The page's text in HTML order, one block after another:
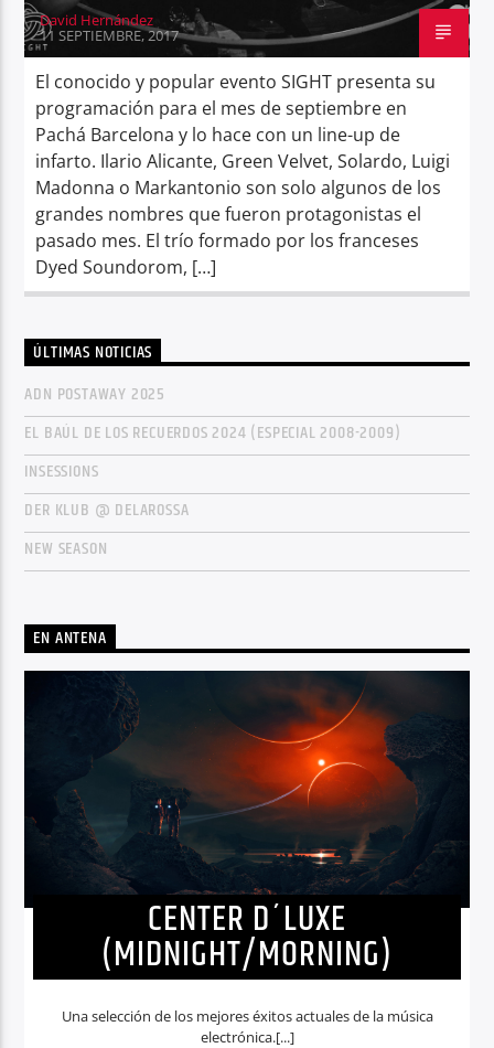
David Hernández
11 SEPTIEMBRE, 2017
El conocido y popular evento SIGHT presenta su
programación para el mes de septiembre en
Pachá Barcelona y lo hace con un line-up de
infarto. Ilario Alicante, Green Velvet, Solardo, Luigi
Madonna o Markantonio son solo algunos de los
grandes nombres que fueron protagonistas el
pasado mes. El trío formado por los franceses
Dyed Soundorom, […]
ÚLTIMAS NOTICIAS
ADN POSTAWAY 2025
EL BAÚL DE LOS RECUERDOS 2024 (ESPECIAL 2008-2009)
INSESSIONS
DER KLUB @ DELAROSSA
NEW SEASON
EN ANTENA
CENTER D´LUXE
(MIDNIGHT/MORNING)
Una selección de los mejores éxitos actuales de la música
electrónica.[...]